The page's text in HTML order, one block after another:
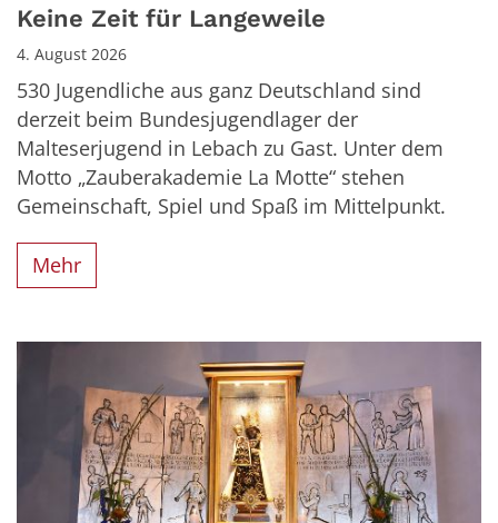
Keine Zeit für Langeweile
4. August 2026
530 Jugendliche aus ganz Deutschland sind
derzeit beim Bundesjugendlager der
Malteserjugend in Lebach zu Gast. Unter dem
Motto „Zauberakademie La Motte“ stehen
Gemeinschaft, Spiel und Spaß im Mittelpunkt.
Mehr